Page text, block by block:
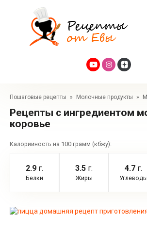
Пошаговые рецепты » Молочные продукты »
Рецепты с ингредиентом молоко
коровье
Калорийность на 100 грамм (кбжу):
2.9 г.
Белки
3.5 г.
Жиры
4.7 г.
Углеводы